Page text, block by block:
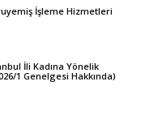
İşleme Hizmetleri
İli Kadına Yönelik
1 Genelgesi Hakkında)